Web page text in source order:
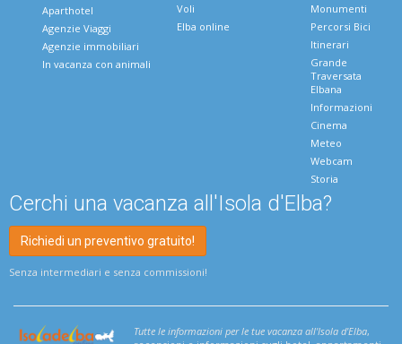
Aparthotel
Agenzie Viaggi
Agenzie immobiliari
In vacanza con animali
Voli
Elba online
Monumenti
Percorsi Bici
Itinerari
Grande
Traversata
Elbana
Informazioni
Cinema
Meteo
Webcam
Storia
Cerchi una vacanza all'Isola d'Elba?
Richiedi un preventivo gratuito!
Senza intermediari e senza commissioni!
Tutte le informazioni per le tue vacanza all'Isola d'Elba,